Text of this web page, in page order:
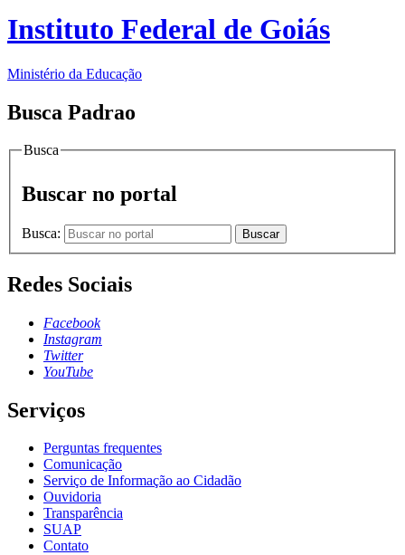
Instituto Federal de Goiás
Ministério da Educação
Busca Padrao
Busca
Buscar no portal
Busca: Buscar
Redes Sociais
Facebook
Instagram
Twitter
YouTube
Serviços
Perguntas frequentes
Comunicação
Serviço de Informação ao Cidadão
Ouvidoria
Transparência
SUAP
Contato